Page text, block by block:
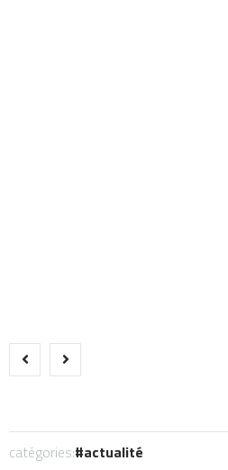
catégories: actualité